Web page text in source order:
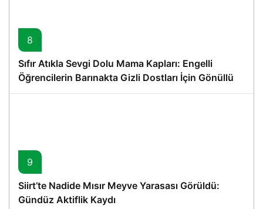
8
Sıfır Atıkla Sevgi Dolu Mama Kapları: Engelli
Öğrencilerin Barınakta Gizli Dostları İçin Gönüllü
Proje
9
Siirt’te Nadide Mısır Meyve Yarasası Görüldü:
Gündüz Aktiflik Kaydı